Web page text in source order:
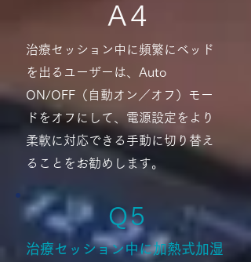
A 4
治療セッション中に頻繁にベッド
を出るユーザーは、Auto
ON/OFF（自動オン／オフ）モー
ドをオフにして、電源設定をより
柔軟に対応できる手動に切り替え
ることをお勧めします。
​Q 5
治療セッション中に加熱式加湿